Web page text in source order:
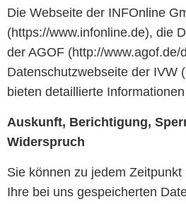
Die Webseite der INFOnline
(https://www.infonline.de), die
der AGOF (http://www.agof.de/
Datenschutzwebseite der IVW
bieten detaillierte
Auskunft, Berichtigung,
Widerspruch
Sie können zu jedem
Ihre bei uns gespeicherten